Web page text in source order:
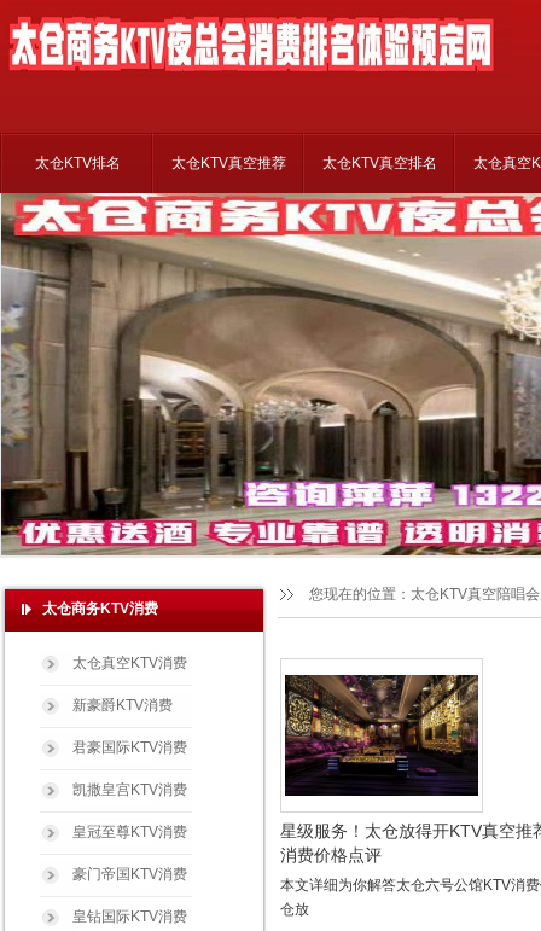
太仓KTV排名 太仓KTV真空推荐 太仓KTV真空排名 太仓真空
太仓商务KTV消费
太仓真空KTV消费
新豪爵KTV消费
君豪国际KTV消费
凯撒皇宫KTV消费
皇冠至尊KTV消费
豪门帝国KTV消费
皇钻国际KTV消费
星级服务！太仓放得开KTV真空推
消费价格点评
本文详细为你解答太仓六号公馆KTV消
仓放
您现在的位置： 太仓KTV真空陪唱